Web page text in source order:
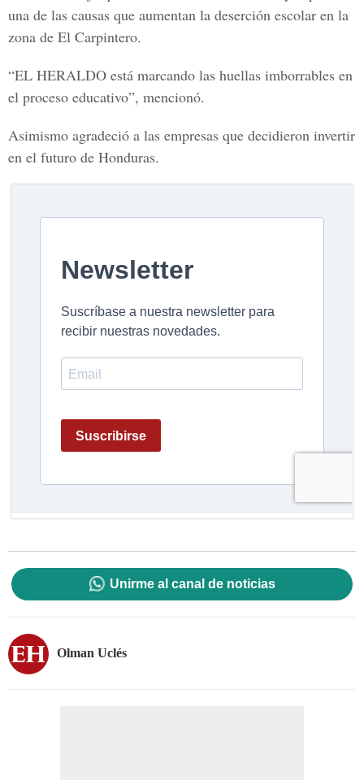
una de las causas que aumentan la deserción escolar en la
zona de El Carpintero.
“EL HERALDO está marcando las huellas imborrables en
el proceso educativo”, mencionó.
Asimismo agradeció a las empresas que decidieron invertir
en el futuro de Honduras.
Unirme al canal de noticias
Olman Uclés